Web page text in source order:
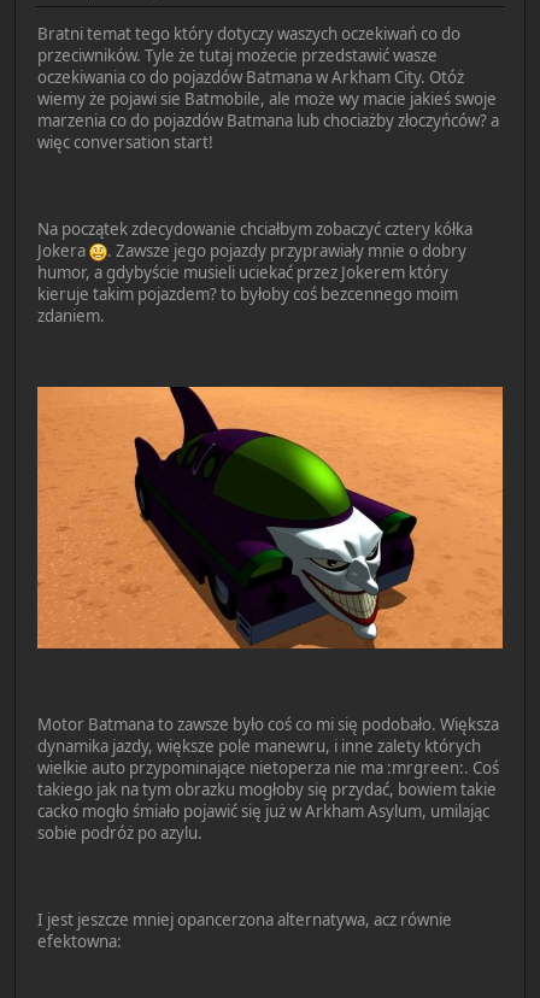
Bratni temat tego który dotyczy waszych oczekiwań co do
przeciwników. Tyle że tutaj możecie przedstawić wasze
oczekiwania co do pojazdów Batmana w Arkham City. Otóż
wiemy że pojawi sie Batmobile, ale może wy macie jakieś swoje
marzenia co do pojazdów Batmana lub chociażby złoczyńców? a
więc conversation start!
Na początek zdecydowanie chciałbym zobaczyć cztery kółka
Jokera
. Zawsze jego pojazdy przyprawiały mnie o dobry
humor, a gdybyście musieli uciekać przez Jokerem który
kieruje takim pojazdem? to byłoby coś bezcennego moim
zdaniem.
Motor Batmana to zawsze było coś co mi się podobało. Większa
dynamika jazdy, większe pole manewru, i inne zalety których
wielkie auto przypominające nietoperza nie ma :mrgreen:. Coś
takiego jak na tym obrazku mogłoby się przydać, bowiem takie
cacko mogło śmiało pojawić się już w Arkham Asylum, umilając
sobie podróż po azylu.
I jest jeszcze mniej opancerzona alternatywa, acz równie
efektowna: